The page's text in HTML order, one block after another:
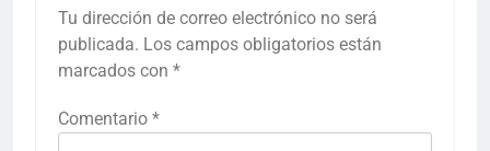
Tu dirección de correo electrónico no será
publicada. Los campos obligatorios están
marcados con *
Comentario *